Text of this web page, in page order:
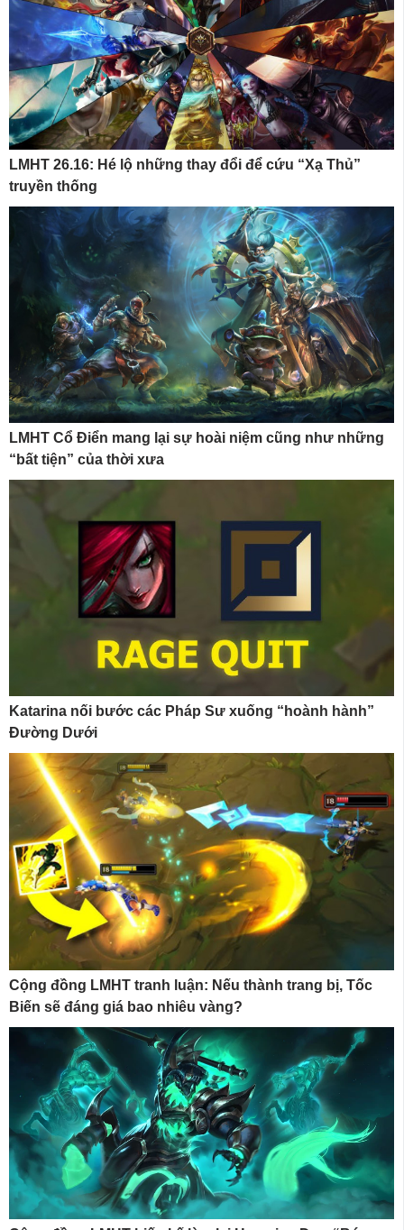
LMHT 26.16: Hé lộ những thay đổi để cứu “Xạ Thủ”
truyền thống
LMHT Cổ Điển mang lại sự hoài niệm cũng như những
“bất tiện” của thời xưa
Katarina nối bước các Pháp Sư xuống “hoành hành”
Đường Dưới
Cộng đồng LMHT tranh luận: Nếu thành trang bị, Tốc
Biến sẽ đáng giá bao nhiêu vàng?